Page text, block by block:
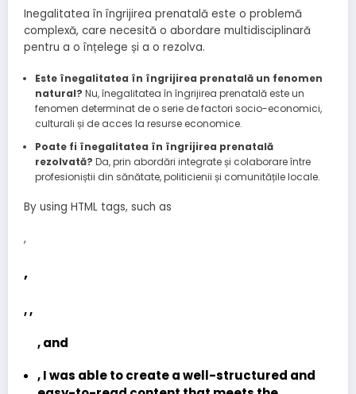
Inegalitatea în îngrijirea prenatală este o problemă
complexă, care necesită o abordare multidisciplinară
pentru a o înțelege și a o rezolva.
Este înegalitatea în îngrijirea prenatală un fenomen
natural? Nu, înegalitatea în îngrijirea prenatală este un
fenomen determinat de o serie de factori socio-economici,
culturali și de acces la resurse economice.
Poate fi înegalitatea în îngrijirea prenatală
rezolvată? Da, prin abordări integrate și colaborare între
profesioniștii din sănătate, politicienii și comunitățile locale.
By using HTML tags, such as
,
,
,,
, and
, I was able to create a well-structured and